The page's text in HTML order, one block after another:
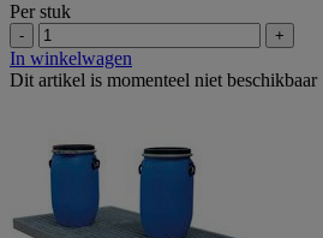
Per stuk
- +
In winkelwagen
Dit artikel is momenteel niet beschikbaar